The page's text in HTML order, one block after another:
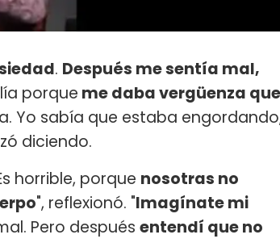
. Después me sentía mal,
porque me daba vergüenza que
Yo sabía que estaba
diciendo.
horrible, porque nosotras no
", reflexionó. "Imagínate mi
Pero después entendí que no